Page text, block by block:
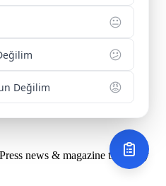
😐
😕
Değilim 😡
news & magazine theme by